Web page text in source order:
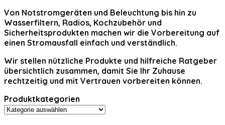
Von Notstromgeräten und Beleuchtung bis hin zu
Wasserfiltern, Radios, Kochzubehör und
Sicherheitsprodukten machen wir die Vorbereitung auf
einen Stromausfall einfach und verständlich.
Wir stellen nützliche Produkte und hilfreiche Ratgeber
übersichtlich zusammen, damit Sie Ihr Zuhause
rechtzeitig und mit Vertrauen vorbereiten können.
Produktkategorien